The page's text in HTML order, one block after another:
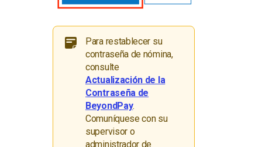
Para restablecer su
contraseña de nómina,
consulte
Actualización de la
Contraseña de
BeyondPay.
Comuníquese con su
supervisor o
administrador de